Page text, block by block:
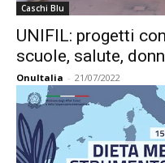
Caschi Blu
UNIFIL: progetti
scuole, salute,
OnuItalia - 21/07/2022